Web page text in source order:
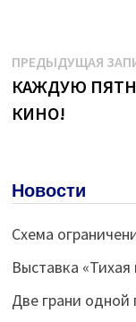
по
ПРЕДЫДУЩАЯ
КАЖДУЮ
КИНО!
Новости
Схема
Выставка
Две грани одной